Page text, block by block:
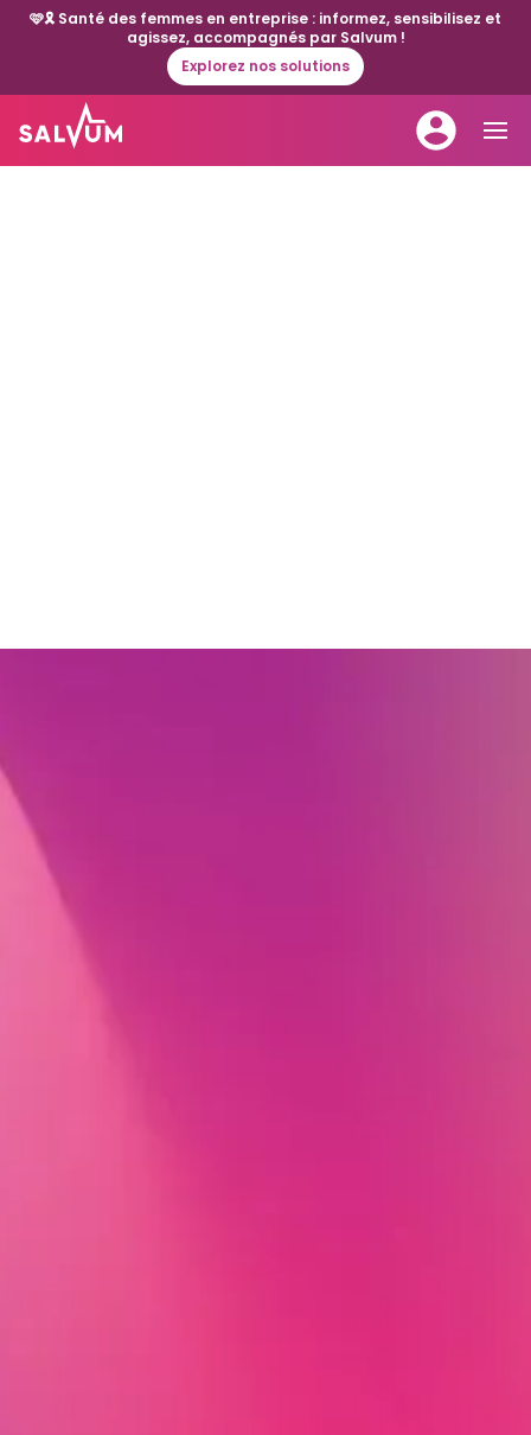
🩷🎗️ Santé des femmes en entreprise : informez, sensibilisez et
agissez, accompagnés par Salvum !
Explorez nos solutions